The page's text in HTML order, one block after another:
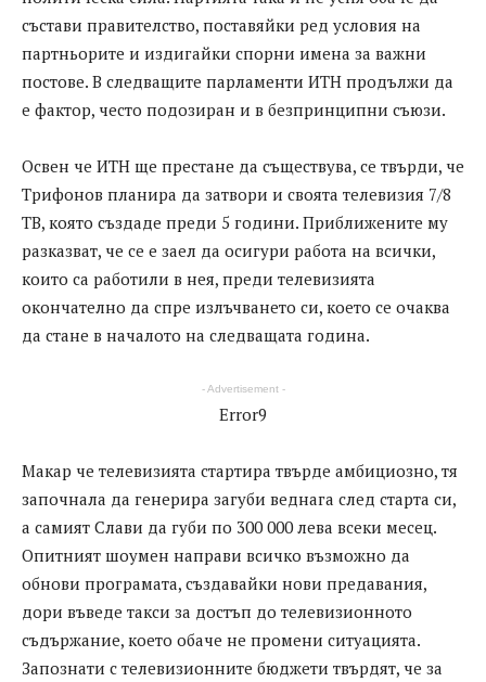
състави правителство, поставяйки ред условия на
партньорите и издигайки спорни имена за важни
постове. В следващите парламенти ИТН продължи да
е фактор, често подозиран и в безпринципни съюзи.
Освен че ИТН ще престане да съществува, се твърди, че
Трифонов планира да затвори и своята телевизия 7/8
ТВ, която създаде преди 5 години. Приближените му
разказват, че се е заел да осигури работа на всички,
които са работили в нея, преди телевизията
окончателно да спре излъчването си, което се очаква
да стане в началото на следващата година.
- Advertisement -
Error9
Макар че телевизията стартира твърде амбициозно, тя
започнала да генерира загуби веднага след старта си,
а самият Слави да губи по 300 000 лева всеки месец.
Опитният шоумен направи всичко възможно да
обнови програмата, създавайки нови предавания,
дори въведе такси за достъп до телевизионното
съдържание, което обаче не промени ситуацията.
Запознати с телевизионните бюджети твърдят, че за